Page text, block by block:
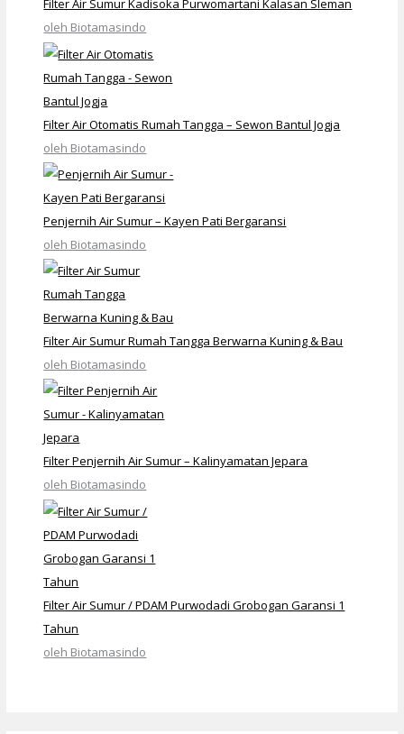
Filter Air Sumur Kadisoka Purwomartani Kalasan Sleman
oleh Biotamasindo
Filter Air Otomatis Rumah Tangga – Sewon Bantul Jogja
oleh Biotamasindo
Penjernih Air Sumur – Kayen Pati Bergaransi
oleh Biotamasindo
Filter Air Sumur Rumah Tangga Berwarna Kuning & Bau
oleh Biotamasindo
Filter Penjernih Air Sumur – Kalinyamatan Jepara
oleh Biotamasindo
Filter Air Sumur / PDAM Purwodadi Grobogan Garansi 1
Tahun
oleh Biotamasindo